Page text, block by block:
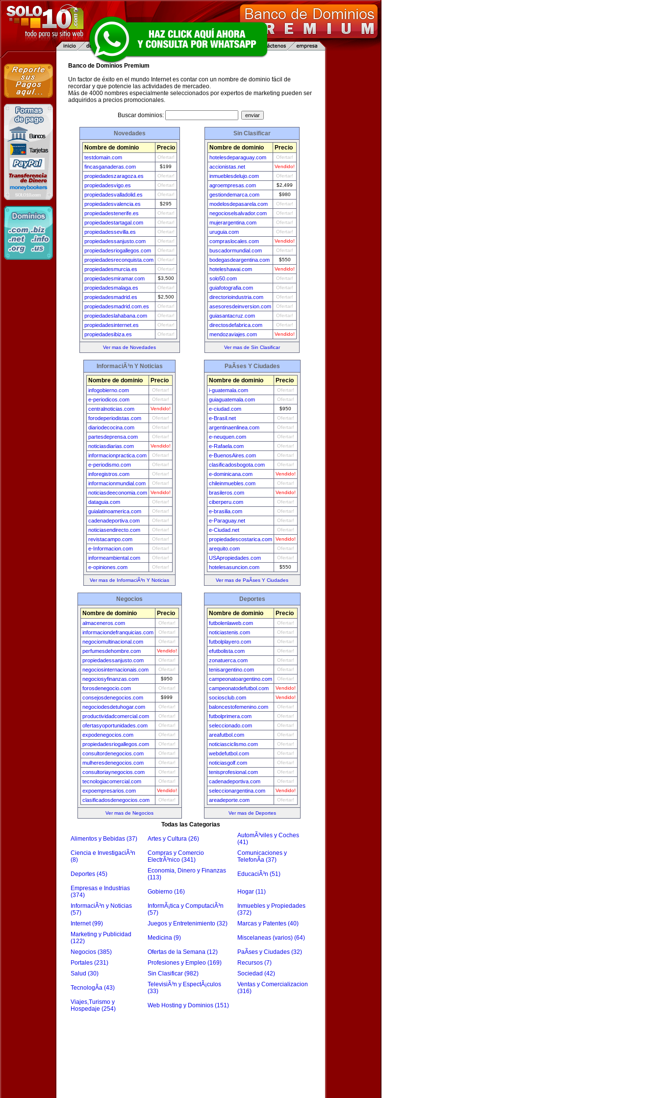
Banco de Dominios Premium
Un factor de éxito en el mundo Internet es contar con un nombre de dominio fácil de
recordar y que potencie las actividades de mercadeo.
Más de 4000 nombres especialmente seleccionados por expertos de marketing pueden ser
adquiridos a precios promocionales.
Buscar dominios:
Novedades
Nombre de dominio Precio
testdomain.com Ofertar!
fincasganaderas.com $199
propiedadeszaragoza.es Ofertar!
propiedadesvigo.es Ofertar!
propiedadesvalladolid.es Ofertar!
propiedadesvalencia.es $295
propiedadestenerife.es Ofertar!
propiedadestartagal.com Ofertar!
propiedadessevilla.es Ofertar!
propiedadessanjusto.com Ofertar!
propiedadesriogallegos.com Ofertar!
propiedadesreconquista.com Ofertar!
propiedadesmurcia.es Ofertar!
propiedadesmiramar.com $3,500
propiedadesmalaga.es Ofertar!
propiedadesmadrid.es $2,500
propiedadesmadrid.com.es Ofertar!
propiedadeslahabana.com Ofertar!
propiedadesinternet.es Ofertar!
propiedadesibiza.es Ofertar!
Ver mas de Novedades
Sin Clasificar
Nombre de dominio Precio
hotelesdeparaguay.com Ofertar!
accionistas.net Vendido!
inmueblesdelujo.com Ofertar!
agroempresas.com $2,499
gestiondemarca.com $980
modelosdepasarela.com Ofertar!
negocioselsalvador.com Ofertar!
mujerargentina.com Ofertar!
uruguia.com Ofertar!
compraslocales.com Vendido!
buscadormundial.com Ofertar!
bodegasdeargentina.com $550
hoteleshawai.com Vendido!
solo50.com Ofertar!
guiafotografia.com Ofertar!
directorioindustria.com Ofertar!
asesoresdeinversion.com Ofertar!
guiasantacruz.com Ofertar!
directosdefabrica.com Ofertar!
mendozaviajes.com Vendido!
Ver mas de Sin Clasificar
InformaciÃ³n Y Noticias
Nombre de dominio Precio
infogobierno.com Ofertar!
e-periodicos.com Ofertar!
centralnoticias.com Vendido!
forodeperiodistas.com Ofertar!
diariodecocina.com Ofertar!
partesdeprensa.com Ofertar!
noticiasdiarias.com Vendido!
informacionpractica.com Ofertar!
e-periodismo.com Ofertar!
inforegistros.com Ofertar!
informacionmundial.com Ofertar!
noticiasdeeconomia.com Vendido!
dataguia.com Ofertar!
guialatinoamerica.com Ofertar!
cadenadeportiva.com Ofertar!
noticiasendirecto.com Ofertar!
revistacampo.com Ofertar!
e-Informacion.com Ofertar!
informeambiental.com Ofertar!
e-opiniones.com Ofertar!
Ver mas de InformaciÃ³n Y Noticias
PaÃ­ses Y Ciudades
Nombre de dominio Precio
i-guatemala.com Ofertar!
guiaguatemala.com Ofertar!
e-ciudad.com $950
e-Brasil.net Ofertar!
argentinaenlinea.com Ofertar!
e-neuquen.com Ofertar!
e-Rafaela.com Ofertar!
e-BuenosAires.com Ofertar!
clasificadosbogota.com Ofertar!
e-dominicana.com Vendido!
chileinmuebles.com Ofertar!
brasileros.com Vendido!
ciberperu.com Ofertar!
e-brasilia.com Ofertar!
e-Paraguay.net Ofertar!
e-Ciudad.net Ofertar!
propiedadescostarica.com Vendido!
arequito.com Ofertar!
USApropiedades.com Ofertar!
hotelesasuncion.com $550
Ver mas de PaÃ­ses Y Ciudades
Negocios
Nombre de dominio Precio
almaceneros.com Ofertar!
informaciondefranquicias.com Ofertar!
negociomultinacional.com Ofertar!
perfumesdehombre.com Vendido!
propiedadessanjusto.com Ofertar!
negociosinternacionais.com Ofertar!
negociosyfinanzas.com $950
forosdenegocio.com Ofertar!
consejosdenegocios.com $999
negociodesdetuhogar.com Ofertar!
productividadcomercial.com Ofertar!
ofertasyoportunidades.com Ofertar!
expodenegocios.com Ofertar!
propiedadesriogallegos.com Ofertar!
consultordenegocios.com Ofertar!
mulheresdenegocios.com Ofertar!
consultoriaynegocios.com Ofertar!
tecnologiacomercial.com Ofertar!
expoempresarios.com Vendido!
clasificadosdenegocios.com Ofertar!
Ver mas de Negocios
Deportes
Nombre de dominio Precio
futbolenlaweb.com Ofertar!
noticiastenis.com Ofertar!
futbolplayero.com Ofertar!
efutbolista.com Ofertar!
zonatuerca.com Ofertar!
tenisargentino.com Ofertar!
campeonatoargentino.com Ofertar!
campeonatodefutbol.com Vendido!
sociosclub.com Vendido!
baloncestofemenino.com Ofertar!
futbolprimera.com Ofertar!
seleccionado.com Ofertar!
areafutbol.com Ofertar!
noticiasciclismo.com Ofertar!
webdefutbol.com Ofertar!
noticiasgolf.com Ofertar!
tenisprofesional.com Ofertar!
cadenadeportiva.com Ofertar!
seleccionargentina.com Vendido!
areadeporte.com Ofertar!
Ver mas de Deportes
Todas las Categorias
Alimentos y Bebidas (37) Artes y Cultura (26)
AutomÃ³viles y Coches
(41)
Ciencia e InvestigaciÃ³n
(8)
Compras y Comercio
ElectrÃ³nico (341)
Comunicaciones y
TelefonÃ­a (37)
Deportes (45)
Economia, Dinero y Finanzas
(113)
EducaciÃ³n (51)
Empresas e Industrias
(374)
Gobierno (16) Hogar (11)
InformaciÃ³n y Noticias
(57)
InformÃ¡tica y ComputaciÃ³n
(57)
Inmuebles y Propiedades
(372)
Internet (99)
Juegos y Entretenimiento (32)
Marcas y Patentes (40)
Marketing y Publicidad
(122)
Medicina (9) Miscelaneas (varios) (64)
Negocios (385) Ofertas de la Semana (12)
PaÃ­ses y Ciudades (32)
Portales (231)
Profesiones y Empleo (169)
Recursos (7)
Salud (30)
Sin Clasificar (982) Sociedad (42)
TecnologÃ­a (43)
TelevisiÃ³n y EspectÃ¡culos
(33)
Ventas y Comercializacion
(316)
Viajes,Turismo y
Hospedaje (254)
Web Hosting y Dominios (151)